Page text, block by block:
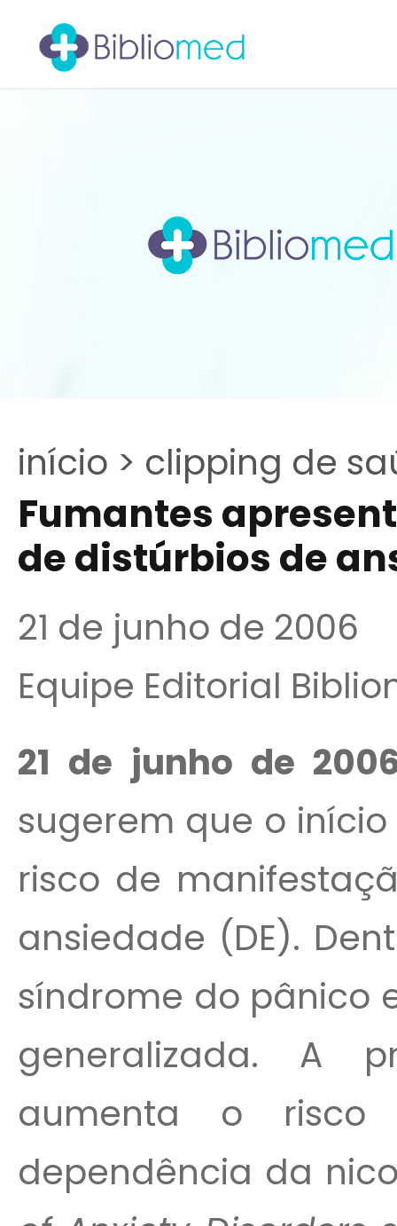
início > clipping de
Fumantes
de distúrbios de
21 de junho de 2006
Equipe Editorial
21 de junho de
sugerem que o
risco de
ansiedade (DE).
síndrome do pânico
generalizada. A
aumenta o risco
dependência da